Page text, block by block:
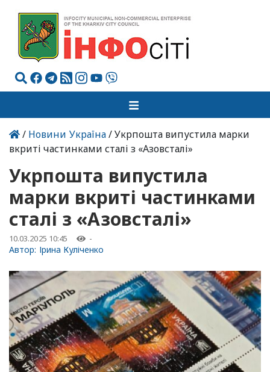
/ Новини Україна/ Укрпошта випустила марки
вкриті частинками сталі з «Азовсталі»
Укрпошта випустила
марки вкриті частинками
сталі з «Азовсталі»
10.03.2025 10:45 -
Автор: Ірина Куліченко